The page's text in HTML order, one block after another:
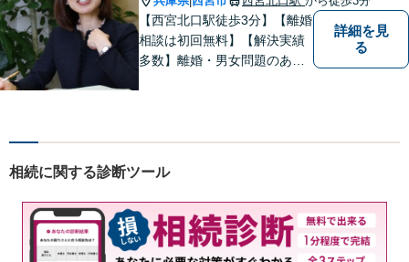
まで届けます。
【西宮北口駅徒歩3分】【離婚
相談は初回無料】【解決実績
多数】離婚・男女問題のあら
します。【土日祝日・夜間の
／お子様同伴でも大丈夫で
す】
詳細を見
る
相続に関する診断ツール